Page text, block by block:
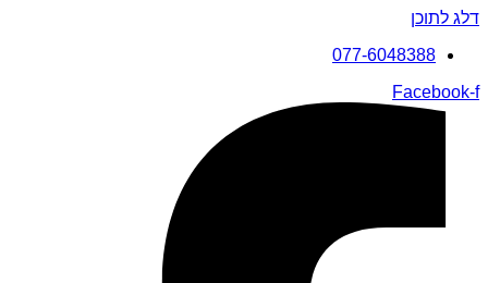
דלג לתוכן
077-6048388
Facebook-f